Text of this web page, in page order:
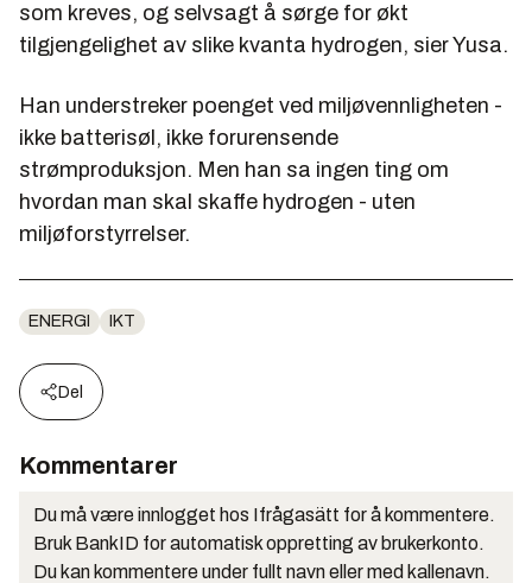
som kreves, og selvsagt å sørge for økt
tilgjengelighet av slike kvanta hydrogen, sier Yusa.
Han understreker poenget ved miljøvennligheten -
ikke batterisøl, ikke forurensende
strømproduksjon. Men han sa ingen ting om
hvordan man skal skaffe hydrogen - uten
miljøforstyrrelser.
ENERGI IKT
Del
Kommentarer
Du må være innlogget hos Ifrågasätt for å kommentere.
Bruk BankID for automatisk oppretting av brukerkonto.
Du kan kommentere under fullt navn eller med kallenavn.